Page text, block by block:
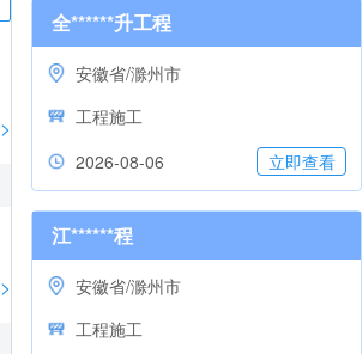
>
>
全******升工程
安徽省/滁州市
工程施工
2026-08-06
立即查看
江******程
安徽省/滁州市
工程施工